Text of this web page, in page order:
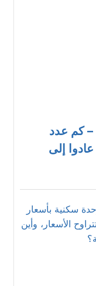
– كم عدد
إلى